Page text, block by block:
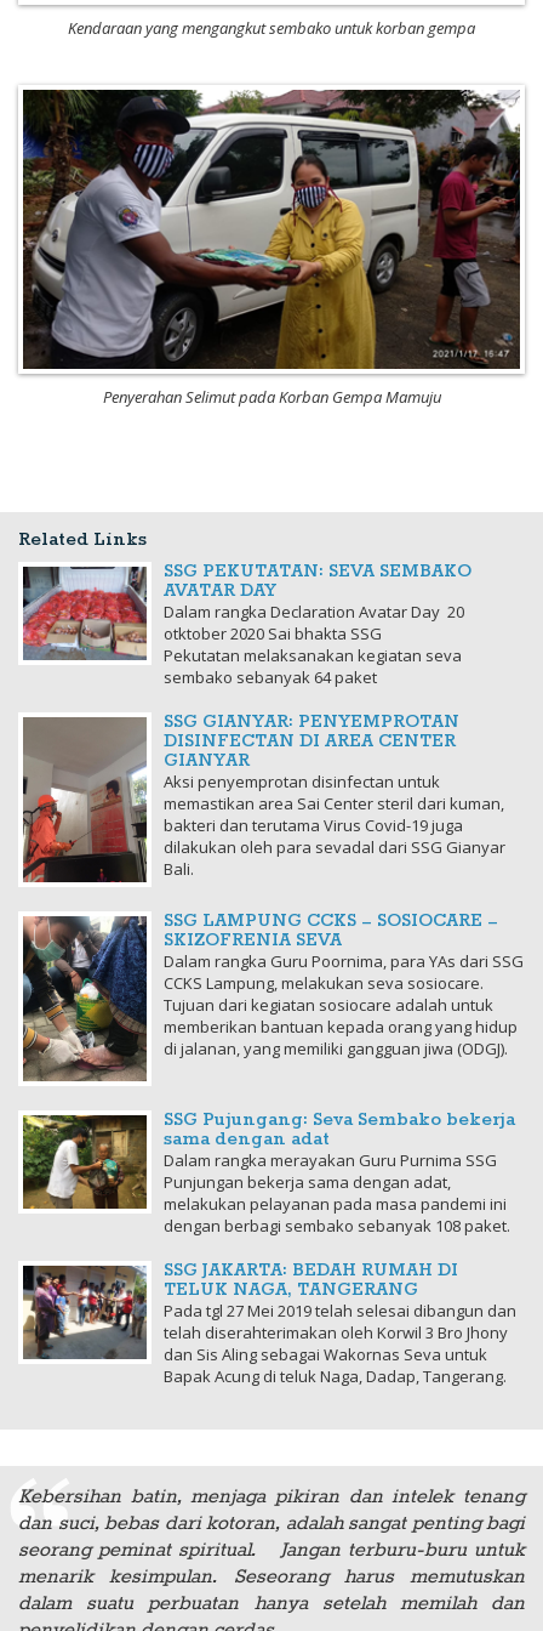
Kendaraan yang mengangkut sembako untuk korban gempa
Penyerahan Selimut pada Korban Gempa Mamuju
Related Links
SSG PEKUTATAN: SEVA SEMBAKO
AVATAR DAY
Dalam rangka Declaration Avatar Day 20
otktober 2020 Sai bhakta SSG
Pekutatan melaksanakan kegiatan seva
sembako sebanyak 64 paket
SSG GIANYAR: PENYEMPROTAN
DISINFECTAN DI AREA CENTER
GIANYAR
Aksi penyemprotan disinfectan untuk
memastikan area Sai Center steril dari kuman,
bakteri dan terutama Virus Covid-19 juga
dilakukan oleh para sevadal dari SSG Gianyar
Bali.
SSG LAMPUNG CCKS – SOSIOCARE –
SKIZOFRENIA SEVA
Dalam rangka Guru Poornima, para YAs dari SSG
CCKS Lampung, melakukan seva sosiocare.
Tujuan dari kegiatan sosiocare adalah untuk
memberikan bantuan kepada orang yang hidup
di jalanan, yang memiliki gangguan jiwa (ODGJ).
SSG Pujungang: Seva Sembako bekerja
sama dengan adat
Dalam rangka merayakan Guru Purnima SSG
Punjungan bekerja sama dengan adat,
melakukan pelayanan pada masa pandemi ini
dengan berbagi sembako sebanyak 108 paket.
SSG JAKARTA: BEDAH RUMAH DI
TELUK NAGA, TANGERANG
Pada tgl 27 Mei 2019 telah selesai dibangun dan
telah diserahterimakan oleh Korwil 3 Bro Jhony
dan Sis Aling sebagai Wakornas Seva untuk
Bapak Acung di teluk Naga, Dadap, Tangerang.
Kebersihan batin, menjaga pikiran dan intelek tenang
dan suci, bebas dari kotoran, adalah sangat penting bagi
seorang peminat spiritual. Jangan terburu-buru untuk
menarik kesimpulan. Seseorang harus memutuskan
dalam suatu perbuatan hanya setelah memilah dan